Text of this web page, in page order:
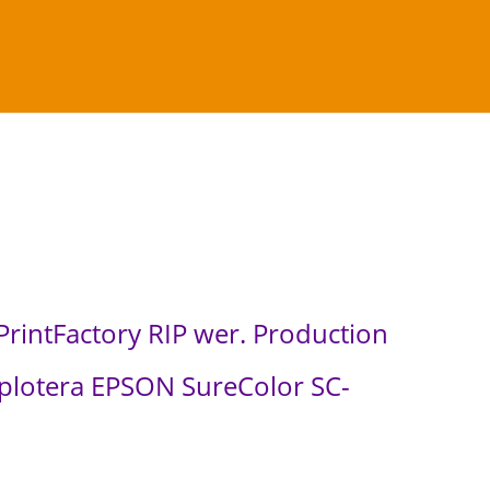
RIP wer. Production
EPSON SureColor SC-